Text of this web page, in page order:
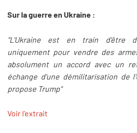
Sur la guerre en Ukraine :
"L'Ukraine est en train d'être
uniquement pour vendre des
absolument un accord avec un
échange d'une démilitarisation de
propose Trump"
Voir l'extrait